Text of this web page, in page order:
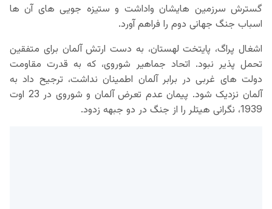
گسترش سرزمین هایشان واداشت و ستیزه جویی های آن ها
اسباب جنگ جهانی دوم را فراهم آورد.
اشغال پراگ، پایتخت لهستان، به دست ارتش آلمان برای متفقین
تحمل پذیر نبود. اتحاد جماهیر شوروی، که به قدرت مقاومت
دولت های غربی در برابر آلمان اطمینان نداشت، ترجیح داد به
آلمان نزدیک شود. پیمان عدم تعرض آلمان و شوروی در 23 اوت
1939، نگرانی هیتلر را از جنگ در دو جبهه زدود.